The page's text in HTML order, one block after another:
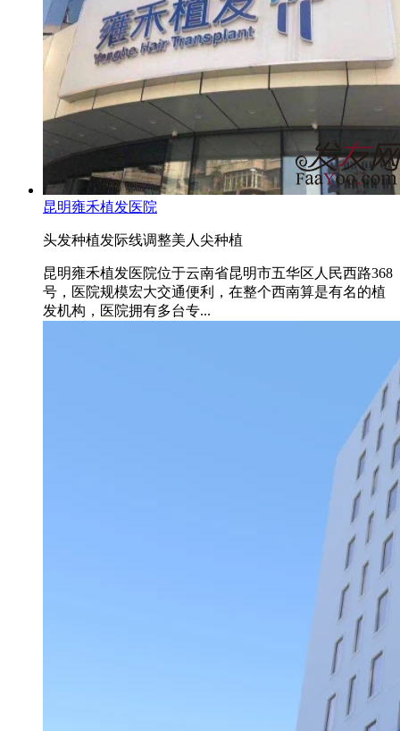
昆明雍禾植发医院
头发种植发际线调整美人尖种植
昆明雍禾植发医院位于云南省昆明市五华区人民西路368
号，医院规模宏大交通便利，在整个西南算是有名的植
发机构，医院拥有多台专...